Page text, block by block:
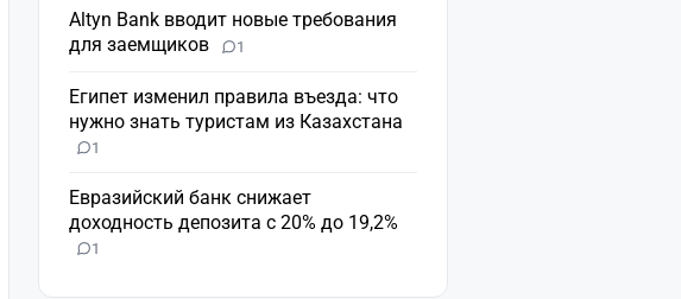
Altyn Bank вводит новые требования
для заемщиков
1
Египет изменил правила въезда: что
нужно знать туристам из Казахстана
1
Евразийский банк снижает
доходность депозита с 20% до 19,2%
1